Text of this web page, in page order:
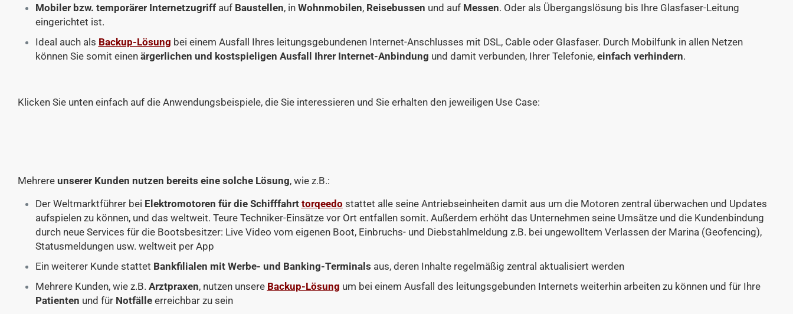
Mobiler bzw. temporärer Internetzugriffauf Baustellen, in Wohnmobilen, Reisebussen und auf Messen. Oder als Übergangslösung bis Ihre Glasfaser-Leitung
eingerichtet ist.
Ideal auch als Backup-Lösung bei einem Ausfall Ihres leitungsgebundenen Internet-Anschlusses mit DSL, Cable oder Glasfaser. Durch Mobilfunk in allen Netzen
können Sie somit einen ärgerlichen und kostspieligen Ausfall Ihrer Internet-Anbindung und damit verbunden, Ihrer Telefonie, einfach verhindern.
Klicken Sie unten einfach auf die Anwendungsbeispiele, die Sie interessieren und Sie erhalten den jeweiligen Use Case:
Mehrere unserer Kunden nutzen bereits eine solche Lösung, wie z.B.:
Der Weltmarktführer bei Elektromotoren für die Schifffahrt torqeedo stattet alle seine Antriebseinheiten damit aus um die Motoren zentral überwachen und Updates
aufspielen zu können, und das weltweit. Teure Techniker-Einsätze vor Ort entfallen somit. Außerdem erhöht das Unternehmen seine Umsätze und die Kundenbindung
durch neue Services für die Bootsbesitzer: Live Video vom eigenen Boot, Einbruchs- und Diebstahlmeldung z.B. bei ungewolltem Verlassen der Marina (Geofencing),
Statusmeldungen usw. weltweit per App
Ein weiterer Kunde stattet Bankfilialen mit Werbe- und Banking-Terminals aus, deren Inhalte regelmäßig zentral aktualisiert werden
Mehrere Kunden, wie z.B. Arztpraxen, nutzen unsere Backup-Lösung um bei einem Ausfall des leitungsgebunden Internets weiterhin arbeiten zu können und für Ihre
Patienten und für Notfälleerreichbar zu sein